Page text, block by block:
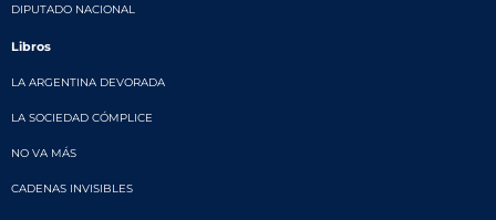
DIPUTADO NACIONAL
Libros
LA ARGENTINA DEVORADA
LA SOCIEDAD CÓMPLICE
NO VA MÁS
CADENAS INVISIBLES